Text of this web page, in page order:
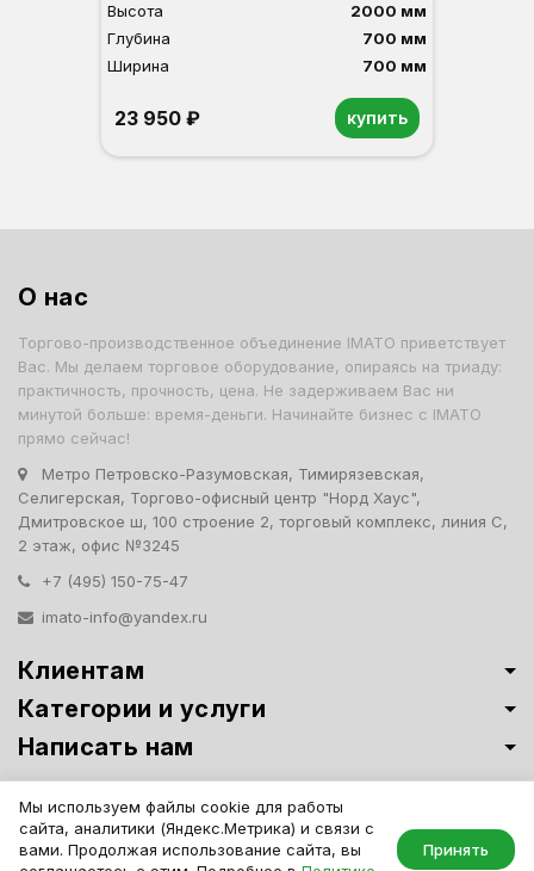
Высота
2000 мм
Глубина
700 мм
Ширина
700 мм
23 950 ₽ купить
О нас
Торгово-производственное объединение IMATO приветствует
Вас. Мы делаем торговое оборудование, опираясь на триаду:
практичность, прочность, цена. Не задерживаем Вас ни
минутой больше: время-деньги. Начинайте бизнес с IMATO
прямо сейчас!
Метро Петровско-Разумовская, Тимирязевская,
Селигерская, Торгово-офисный центр "Норд Хаус",
Дмитровское ш, 100 строение 2, торговый комплекс, линия С,
2 этаж, офис №3245
+7 (495) 150-75-47
imato-info@yandex.ru
Клиентам
Категории и услуги
Написать нам
Витрины премиум-класса ИМАТО
Политика обработки персональных
данных
IMATO. Интернет Магазин Торговой И Офисной Мебели. ООО "ИМАТО",
ИНН 7717506114 КПП 771701001, ОГРН 1047796163799
Мы используем файлы cookie для работы
сайта, аналитики (Яндекс.Метрика) и связи с
вами. Продолжая использование сайта, вы
Принять